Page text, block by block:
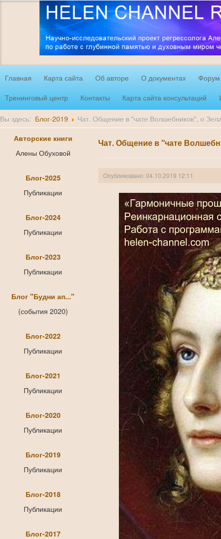
Главная Карта сайта Об авторе О документах
Форум
Тренинговый центр
Контакты Карта сайта консультаций
Вы здесь: Блог-2019
Чат. Общение в "чате Волшебников", о
Авторские книги
Алены Обуховой
Блог-2025
Публикации
Блог-2024
Публикации
Блог-2023
Публикации
Блог "Будни ап..."
(события 2020)
Блог-2022
Публикации
Блог-2021
Публикации
Блог-2020
Публикации
Блог-2019
Публикации
Блог-2018
Публикации
Блог-2017
Чат. Общение в "чате
Опубликовано: 04.10.2019 12:11